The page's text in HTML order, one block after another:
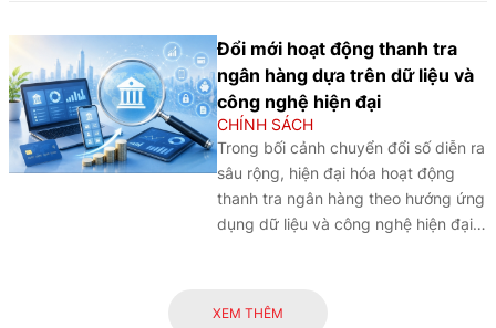
tích các điều kiện cốt lõi để bảo đảm
quá trình này diễn ra an toàn, hiệu
quả và bền vững.
Đổi mới hoạt động thanh tra
ngân hàng dựa trên dữ liệu và
công nghệ hiện đại
CHÍNH SÁCH
Trong bối cảnh chuyển đổi số diễn ra
sâu rộng, hiện đại hóa hoạt động
thanh tra ngân hàng theo hướng ứng
dụng dữ liệu và công nghệ hiện đại
XEM THÊM